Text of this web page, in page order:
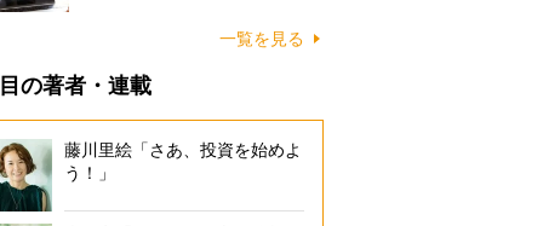
一覧を見る
の著者・連載
藤川里絵「さあ、投資を始めよ
う！」